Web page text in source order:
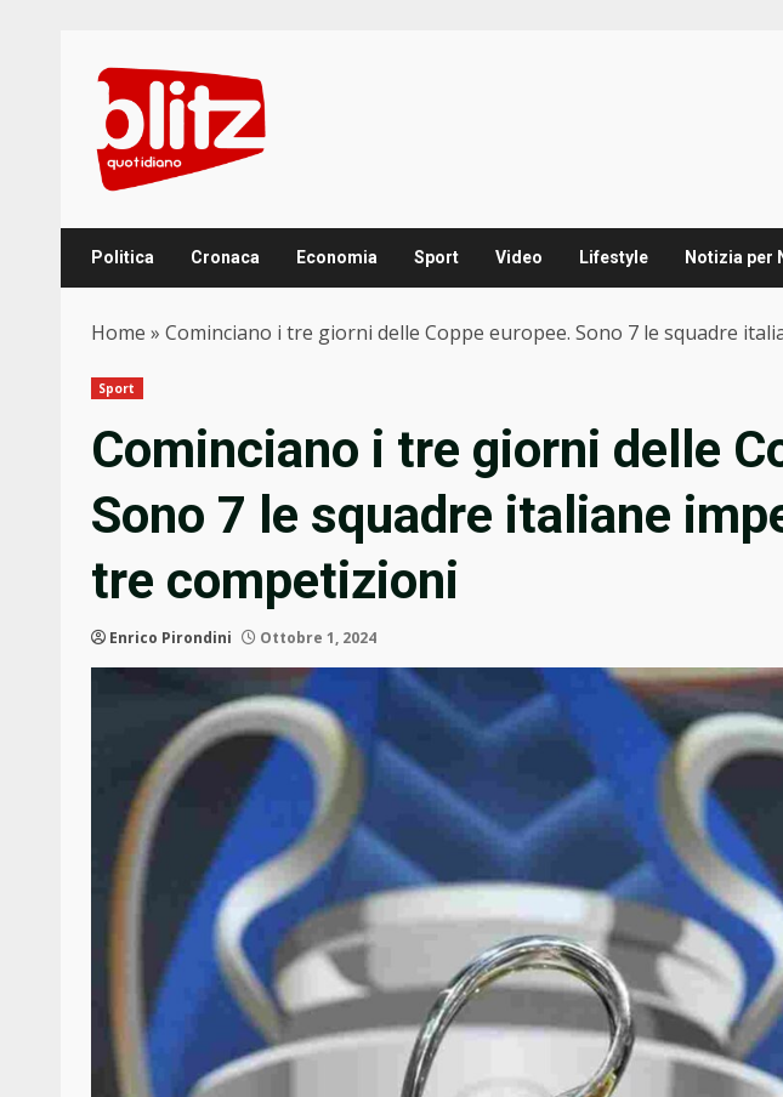
content
Politica Cronaca Economia Sport Video Lifestyle Notizia per
Home » Cominciano i tre giorni delle Coppe europee. Sono 7 le squadre
Sport
Cominciano i tre giorni delle
Sono 7 le squadre italiane
tre competizioni
Enrico Pirondini Ottobre 1, 2024